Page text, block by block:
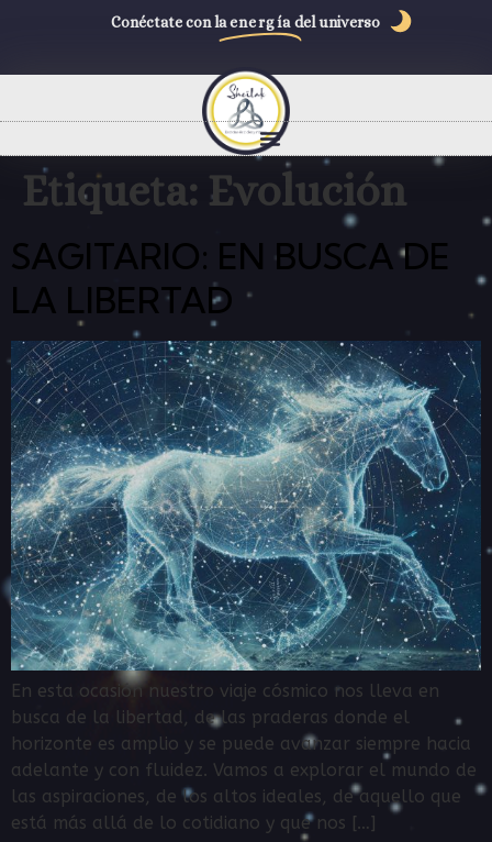
Conéctate con la energía del universo
Etiqueta: Evolución
SAGITARIO: EN BUSCA DE
LA LIBERTAD
En esta ocasión nuestro viaje cósmico nos lleva en
busca de la libertad, de las praderas donde el
horizonte es amplio y se puede avanzar siempre hacia
adelante y con fluidez. Vamos a explorar el mundo de
las aspiraciones, de los altos ideales, de aquello que
está más allá de lo cotidiano y que nos […]